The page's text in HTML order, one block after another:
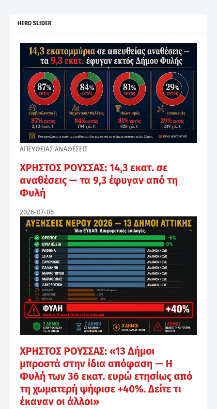
HERO SLIDER
ΑΠΕΥΘΕΙΑΣ ΑΝΑΘΕΣΕΙΣ
ΧΡΗΣΤΟΣ ΡΟΥΣΣΑΣ: 14,3 εκατ. σε
αναθέσεις — τα 9,3 έφυγαν από τη
Φυλή
2026-07-05
ΧΡΗΣΤΟΣ ΡΟΥΣΣΑΣ: «13 Δήμοι
μπροστά στην ίδια απόφαση — Η
Φυλή των 36 εκατ. ευρώ ετησίως από
τη χωματερή ψήφισε +40%. Δείτε τι
έκαναν οι άλλοι»